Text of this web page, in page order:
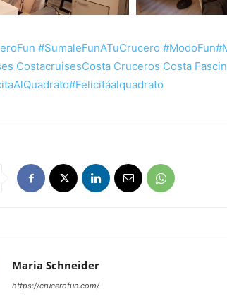
#SumaleFunATuCrucero #ModoFun#
CostacruisesCosta Cruceros Costa
#Felicitáalquadrato
Maria Schneider
https://crucerofun.com/